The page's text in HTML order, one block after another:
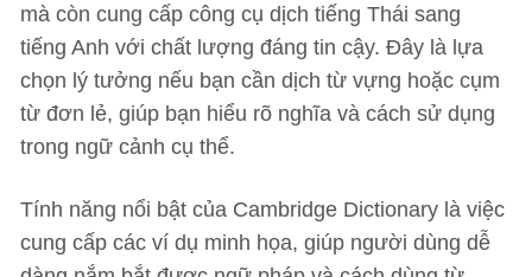
mà còn cung cấp công cụ dịch tiếng Thái sang
tiếng Anh với chất lượng đáng tin cậy. Đây là lựa
chọn lý tưởng nếu bạn cần dịch từ vựng hoặc cụm
từ đơn lẻ, giúp bạn hiểu rõ nghĩa và cách sử dụng
trong ngữ cảnh cụ thể.
Tính năng nổi bật của Cambridge Dictionary là việc
cung cấp các ví dụ minh họa, giúp người dùng dễ